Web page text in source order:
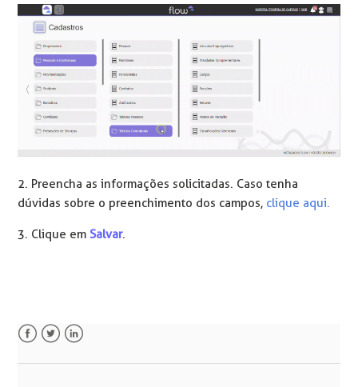
2. Preencha as informações solicitadas. Caso tenha
dúvidas sobre o preenchimento dos campos, clique aqui.
3. Clique em Salvar.